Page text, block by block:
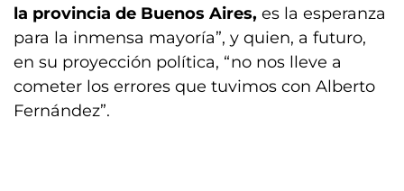
la provincia de Buenos Aires, es la esperanza
para la inmensa mayoría”, y quien, a futuro,
en su proyección política, “no nos lleve a
cometer los errores que tuvimos con Alberto
Fernández”.